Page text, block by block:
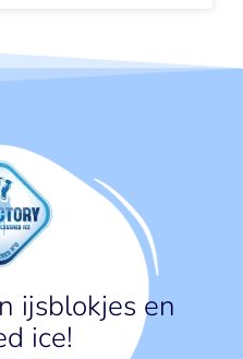
ijsblokjes en
ice!